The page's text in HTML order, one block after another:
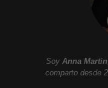
Soy Anna Martin
comparto desde